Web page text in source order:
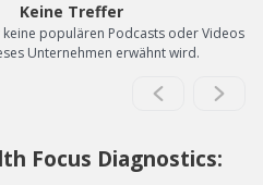
Keine Treffer
keine populären Podcasts oder Videos
Unternehmen erwähnt wird.
Focus Diagnostics: